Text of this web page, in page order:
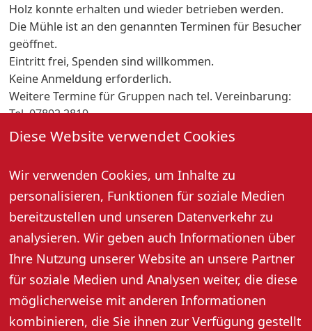
Diese Website verwendet Cookies
Wir verwenden Cookies, um Inhalte zu
personalisieren, Funktionen für soziale Medien
bereitzustellen und unseren Datenverkehr zu
analysieren. Wir geben auch Informationen über
Ihre Nutzung unserer Website an unsere Partner
für soziale Medien und Analysen weiter, die diese
möglicherweise mit anderen Informationen
kombinieren, die Sie ihnen zur Verfügung gestellt
Holz konnte erhalten und wieder betrieben werden.
Die Mühle ist an den genannten Terminen für Besucher
geöffnet.
Eintritt frei, Spenden sind willkommen.
Keine Anmeldung erforderlich.
Weitere Termine für Gruppen nach tel. Vereinbarung:
Tel. 07802 2819
Jeden 1. Mittwoch im Monat (außer feiertags)
Als Lieferant von Wasserkraft für industrielle Zwecke,
als Wasserquelle sowie als Bade- und Spielmöglichkeit
spielte der Mühlbach stets eine bedeutende Rolle. Der
rund 6,2 Kilometer lange, barrierearme Rundweg
erzählt an 16 Stationen die Geschichte des Mühlbachs,
der angrenzenden Werke und der Menschen, die mit
ihm lebten und arbeiteten. Entlang des Weges liegen
die moderne Ölmühle Walz sowie die historische
Ihringer Ölmühle, in der die traditionelle, mit